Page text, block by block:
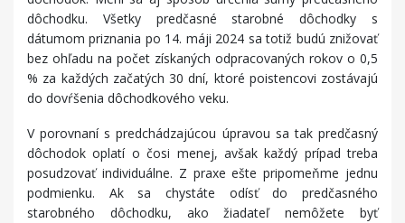
dôchodku. Všetky predčasné starobné dôchodky s
dátumom priznania po 14. máji 2024 sa totiž budú znižovať
bez ohľadu na počet získaných odpracovaných rokov o 0,5
% za každých začatých 30 dní, ktoré poistencovi zostávajú
do dovŕšenia dôchodkového veku.
V porovnaní s predchádzajúcou úpravou sa tak predčasný
dôchodok oplatí o čosi menej, avšak každý prípad treba
posudzovať individuálne. Z praxe ešte pripomeňme jednu
podmienku. Ak sa chystáte odísť do predčasného
starobného dôchodku, ako žiadateľ nemôžete byť